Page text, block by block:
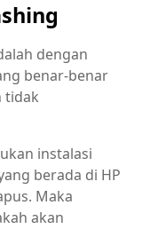
dengan
benar-benar
tidak
instalasi
berada di HP
Maka
akan